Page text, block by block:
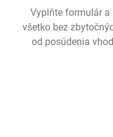
Vyplňte formulár
všetko bez
od posúdenia